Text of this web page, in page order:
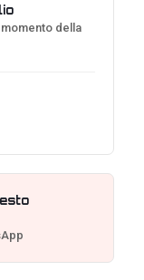
della